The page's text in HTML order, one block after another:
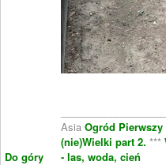
Do góry
Asia Ogród Pierwszy
(nie)Wielki part 2. ***
- las, woda, cień